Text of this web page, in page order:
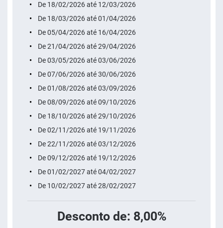
De 18/02/2026 até 12/03/2026
De 18/03/2026 até 01/04/2026
De 05/04/2026 até 16/04/2026
De 21/04/2026 até 29/04/2026
De 03/05/2026 até 03/06/2026
De 07/06/2026 até 30/06/2026
De 01/08/2026 até 03/09/2026
De 08/09/2026 até 09/10/2026
De 18/10/2026 até 29/10/2026
De 02/11/2026 até 19/11/2026
De 22/11/2026 até 03/12/2026
De 09/12/2026 até 19/12/2026
De 01/02/2027 até 04/02/2027
De 10/02/2027 até 28/02/2027
Desconto de: 8,00%